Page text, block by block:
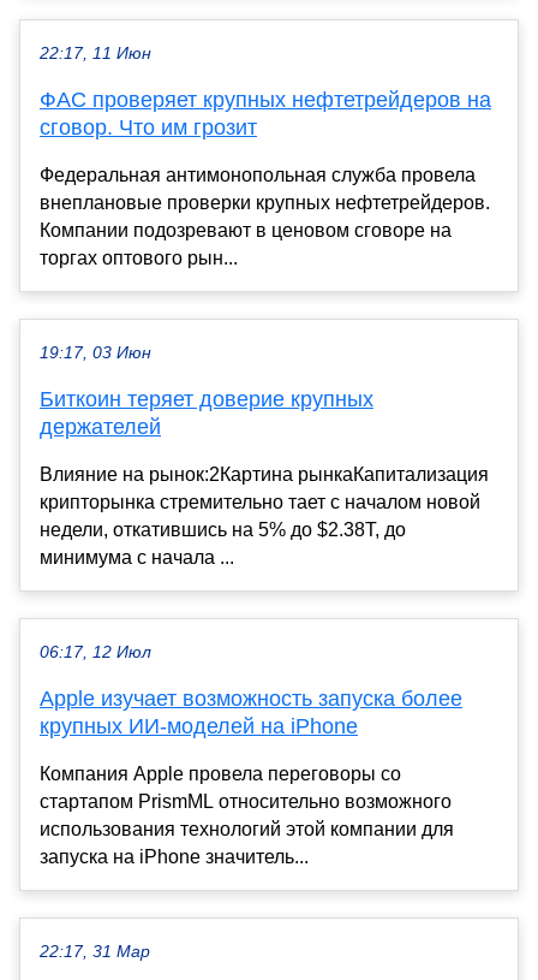
22:17, 11 Июн
ФАС проверяет крупных нефтетрейдеров на
сговор. Что им грозит
Федеральная антимонопольная служба провела
внеплановые проверки крупных нефтетрейдеров.
Компании подозревают в ценовом сговоре на
торгах оптового рын...
19:17, 03 Июн
Биткоин теряет доверие крупных
держателей
Влияние на рынок:2Картина рынкаКапитализация
крипторынка стремительно тает с началом новой
недели, откатившись на 5% до $2.38T, до
минимума с начала ...
06:17, 12 Июл
Apple изучает возможность запуска более
крупных ИИ-моделей на iPhone
Компания Apple провела переговоры со
стартапом PrismML относительно возможного
использования технологий этой компании для
запуска на iPhone значитель...
22:17, 31 Мар